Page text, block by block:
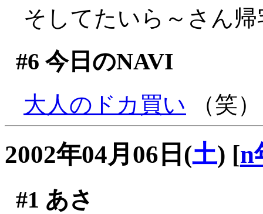
そしてたいら～さん
#6 今日のNAVI
大人のドカ買い （笑）
2002年04月06日(土) [n
#1 あさ